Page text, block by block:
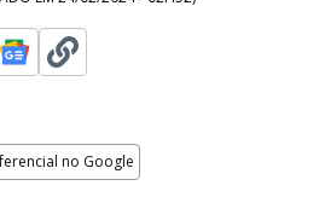
no Google